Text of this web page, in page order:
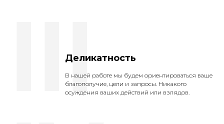
Деликатность
В нашей работе мы будем ориентироваться ваше
благополучие, цели и запросы. Никакого
осуждения ваших действий или взлядов.
III